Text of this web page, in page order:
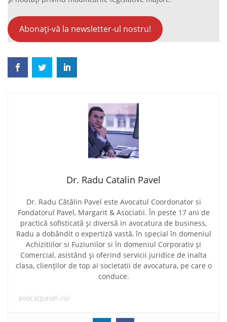
Abonați-vă la newsletter-ul nostru!
Dr. Radu Catalin Pavel
Dr. Radu Cătălin Pavel este Avocatul Coordonator si
Fondatorul Pavel, Margarit & Asociatii. În peste 17 ani de
practică sofisticată și diversă in avocatura de business,
Radu a dobândit o expertiză vastă, în special în domeniul
Achizitiilor si Fuziunilor si în domeniul Corporativ și
Comercial, asistând și oferind servicii juridice de inalta
clasa, clienților de top ai societatii de avocatura, pe care o
conduce.
avocatpavel.ro/